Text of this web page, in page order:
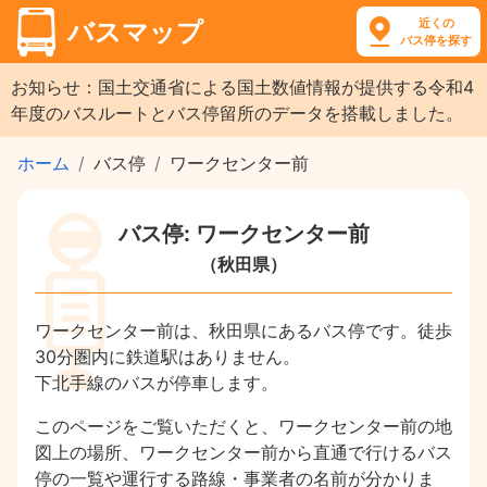
バスマップ
近くの
バス停を探す
お知らせ：国土交通省による国土数値情報が提供する令和4
年度のバスルートとバス停留所のデータを搭載しました。
ホーム バス停 ワークセンター前
バス停: ワークセンター前
（秋田県）
ワークセンター前は、秋田県にあるバス停です。徒歩
30分圏内に鉄道駅はありません。
下北手線のバスが停車します。
このページをご覧いただくと、ワークセンター前の地
図上の場所、ワークセンター前から直通で行けるバス
停の一覧や運行する路線・事業者の名前が分かりま